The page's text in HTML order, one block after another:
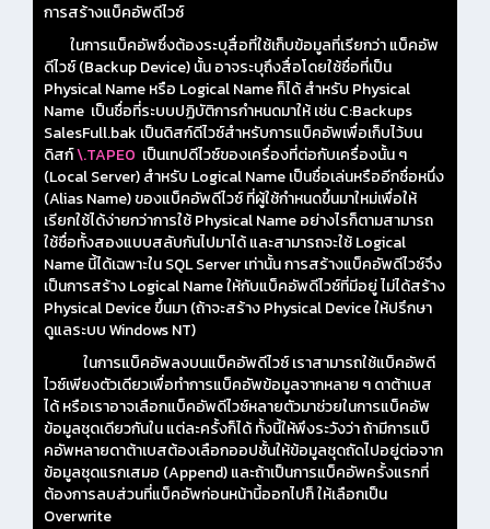
การสร้างแบ็คอัพดีไวซ์
ในการแบ็คอัพซึ่งต้องระบุสื่อที่ใช้เก็บข้อมูลที่เรียกว่า แบ็คอัพ
ดีไวซ์ (Backup Device) นั้น อาจระบุถึงสื่อโดยใช้ชื่อที่เป็น
Physical Name หรือ Logical Name ก็ได้ สำหรับ Physical
Name เป็นชื่อที่ระบบปฏิบัติการกำหนดมาให้ เช่น C:Backups
SalesFull.bak เป็นดิสก์ดีไวซ์สำหรับการแบ็คอัพเพื่อเก็บไว้บน
ดิสก์\.TAPE0 เป็นเทปดีไวซ์ของเครื่องที่ต่อกับเครื่องนั้น ๆ
(Local Server) สำหรับ Logical Name เป็นชื่อเล่นหรืออีกชื่อหนึ่ง
(Alias Name) ของแบ็คอัพดีไวซ์ ที่ผู้ใช้กำหนดขึ้นมาใหม่เพื่อให้
เรียกใช้ได้ง่ายกว่าการใช้ Physical Name อย่างไรก็ตามสามารถ
ใช้ชื่อทั้งสองแบบสลับกันไปมาได้ และสามารถจะใช้ Logical
Name นี้ได้เฉพาะใน SQL Server เท่านั้น การสร้างแบ็คอัพดีไวซ์จึง
เป็นการสร้าง Logical Name ให้กับแบ็คอัพดีไวซ์ที่มีอยู่ ไม่ได้สร้าง
Physical Device ขึ้นมา (ถ้าจะสร้าง Physical Device ให้ปรึกษา
ดูแลระบบ Windows NT)
ในการแบ็คอัพลงบนแบ็คอัพดีไวซ์ เราสามารถใช้แบ็คอัพดี
ไวซ์เพียงตัวเดียวเพื่อทำการแบ็คอัพข้อมูลจากหลาย ๆ ดาต้าเบส
ได้ หรือเราอาจเลือกแบ็คอัพดีไวซ์หลายตัวมาช่วยในการแบ็คอัพ
ข้อมูลชุดเดียวกันใน แต่ละครั้งก็ได้ ทั้งนี้ให้พึงระวังว่า ถ้ามีการแบ็
คอัพหลายดาต้าเบสต้องเลือกออปชั้นให้ข้อมูลชุดถัดไปอยู่ต่อจาก
ข้อมูลชุดแรกเสมอ (Append) และถ้าเป็นการแบ็คอัพครั้งแรกที่
ต้องการลบส่วนที่แบ็คอัพก่อนหน้านี้ออกไปก็ ให้เลือกเป็น
Overwrite